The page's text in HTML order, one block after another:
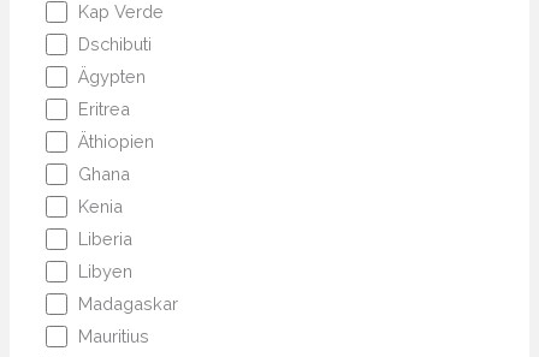
Kap Verde
Dschibuti
Ägypten
Eritrea
Äthiopien
Ghana
Kenia
Liberia
Libyen
Madagaskar
Mauritius